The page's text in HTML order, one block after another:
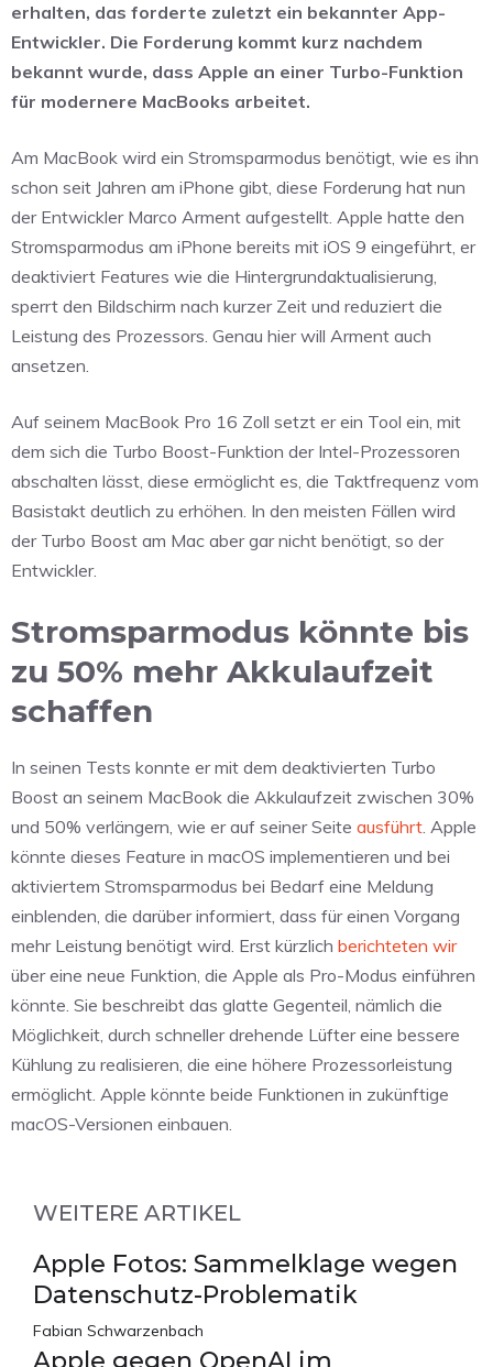
erhalten, das forderte zuletzt ein bekannter App-
Entwickler. Die Forderung kommt kurz nachdem
bekannt wurde, dass Apple an einer Turbo-Funktion
für modernere MacBooks arbeitet.
Am MacBook wird ein Stromsparmodus benötigt, wie es ihn
schon seit Jahren am iPhone gibt, diese Forderung hat nun
der Entwickler Marco Arment aufgestellt. Apple hatte den
Stromsparmodus am iPhone bereits mit iOS 9 eingeführt, er
deaktiviert Features wie die Hintergrundaktualisierung,
sperrt den Bildschirm nach kurzer Zeit und reduziert die
Leistung des Prozessors. Genau hier will Arment auch
ansetzen.
Auf seinem MacBook Pro 16 Zoll setzt er ein Tool ein, mit
dem sich die Turbo Boost-Funktion der Intel-Prozessoren
abschalten lässt, diese ermöglicht es, die Taktfrequenz vom
Basistakt deutlich zu erhöhen. In den meisten Fällen wird
der Turbo Boost am Mac aber gar nicht benötigt, so der
Entwickler.
Stromsparmodus könnte bis
zu 50% mehr Akkulaufzeit
schaffen
In seinen Tests konnte er mit dem deaktivierten Turbo
Boost an seinem MacBook die Akkulaufzeit zwischen 30%
und 50% verlängern, wie er auf seiner Seite ausführt. Apple
könnte dieses Feature in macOS implementieren und bei
aktiviertem Stromsparmodus bei Bedarf eine Meldung
einblenden, die darüber informiert, dass für einen Vorgang
mehr Leistung benötigt wird. Erst kürzlich berichteten wir
über eine neue Funktion, die Apple als Pro-Modus einführen
könnte. Sie beschreibt das glatte Gegenteil, nämlich die
Möglichkeit, durch schneller drehende Lüfter eine bessere
Kühlung zu realisieren, die eine höhere Prozessorleistung
ermöglicht. Apple könnte beide Funktionen in zukünftige
macOS-Versionen einbauen.
WEITERE ARTIKEL
Apple Fotos: Sammelklage wegen
Datenschutz-Problematik
Fabian Schwarzenbach